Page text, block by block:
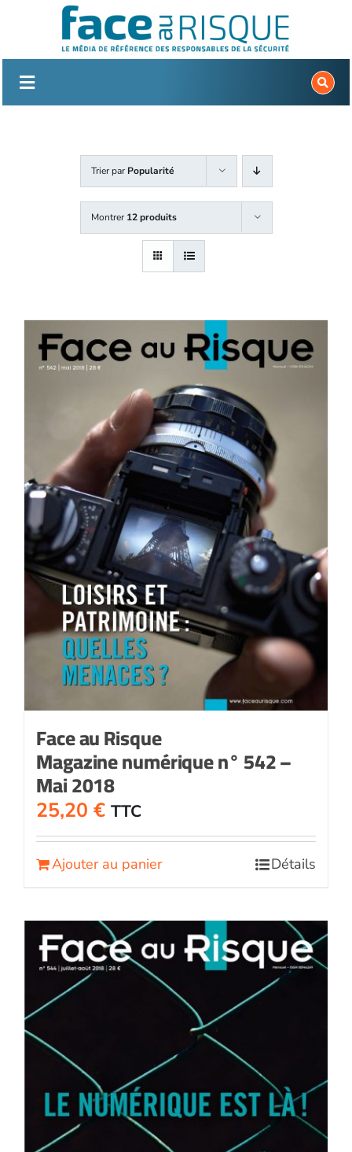
Trier parPopularité
Montrer12 produits
Face au Risque
Magazine numérique n° 542 –
Mai 2018
25,20 € TTC
Ajouter au panier Détails